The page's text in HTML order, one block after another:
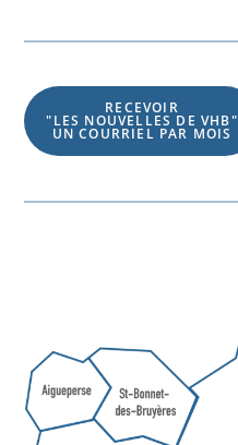
RECEVOIR
"LES NOUVELLES DE VHB"
UN COURRIEL PAR MOIS